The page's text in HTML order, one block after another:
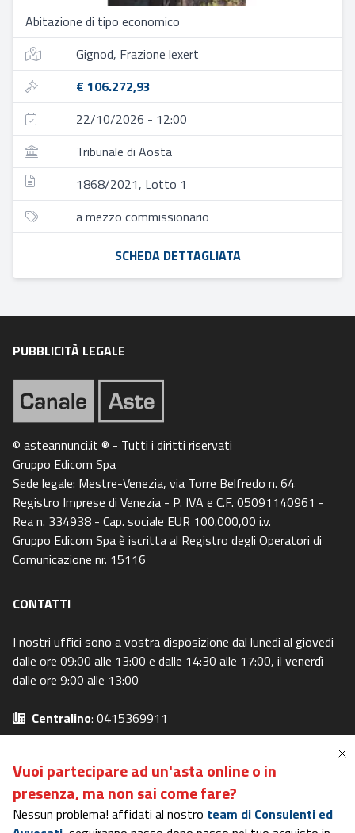
Abitazione di tipo economico
Gignod, Frazione lexert
€ 106.272,93
22/10/2026 - 12:00
Tribunale di Aosta
1868/2021, Lotto 1
a mezzo commissionario
SCHEDA DETTAGLIATA
PUBBLICITÀ LEGALE
© asteannunci.it ® - Tutti i diritti riservati
Gruppo Edicom Spa
Sede legale: Mestre-Venezia, via Torre Belfredo n. 64
Registro Imprese di Venezia - P. IVA e C.F. 05091140961 -
Rea n. 334938 - Cap. sociale EUR 100.000,00 i.v.
Gruppo Edicom Spa è iscritta al Registro degli Operatori di
Comunicazione nr. 15116
CONTATTI
I nostri uffici sono a vostra disposizione dal lunedi al giovedi
dalle ore 09:00 alle 13:00 e dalle 14:30 alle 17:00, il venerdì
dalle ore 9:00 alle 13:00
Centralino: 0415369911
Email: info@canaleaste.it
Privacy Policy
Cookie Policy
Preferenze Privacy
I miei diritti
Vuoi partecipare ad un'asta online o in
presenza,ma non sai come fare?
Nessun problema! affidati al nostro team di Consulenti ed